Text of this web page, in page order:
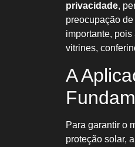
privacidade,
preocupação
importante,
vitrines,
A
Para garantir o
proteção solar, a